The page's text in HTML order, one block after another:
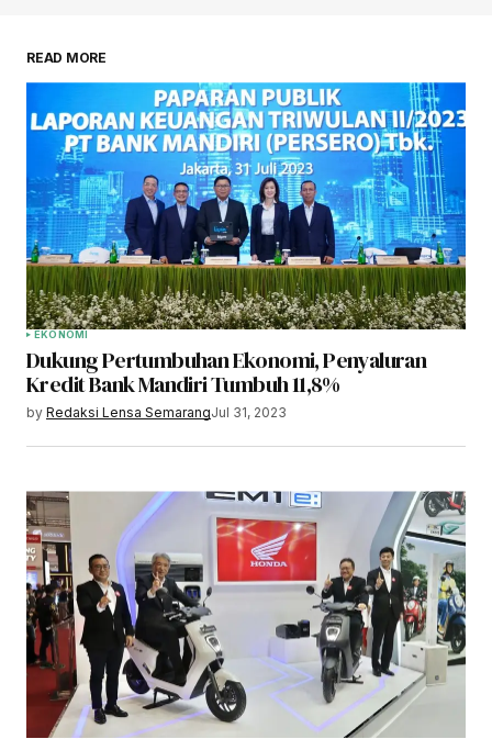
READ MORE
EKONOMI
Dukung Pertumbuhan Ekonomi, Penyaluran
Kredit Bank Mandiri Tumbuh 11,8%
by Redaksi Lensa SemarangJul 31, 2023